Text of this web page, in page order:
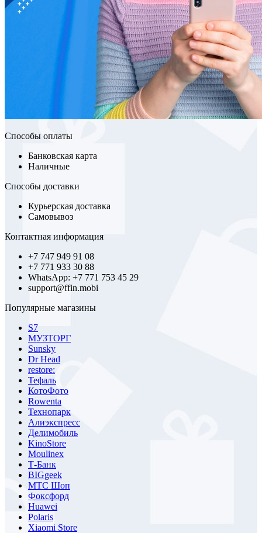
Способы оплаты
Банковская карта
Наличные
Способы доставки
Курьерская доставка
Самовывоз
Контактная информация
+7 747 949 91 08
+7 771 933 30 88
WhatsApp: +7 771 753 45 29
support@ffin.mobi
Популярные магазины
S7
МУЗТОРГ
Sunsky
Dr Head
restore:
Тефаль
КотоФото
Rowenta
Технопарк
Алиэкспресс
Делимобиль
KinoStore
Moulinex
Т-Банк
BIGgeek
МТС Шоп
Фоксфорд
Huawei
Polaris
Xiaomi Store